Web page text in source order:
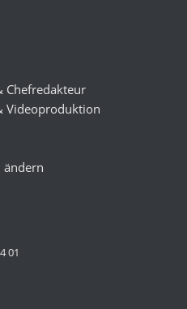
Chefredakteur
Videoproduktion
ändern
01